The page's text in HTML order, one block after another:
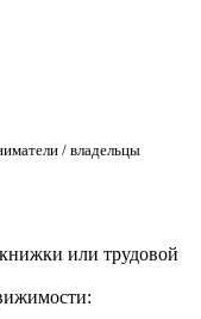
/ владельцы
или трудовой